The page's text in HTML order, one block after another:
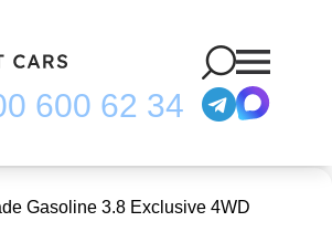
600 62 34
Palisade Gasoline 3.8 Exclusive